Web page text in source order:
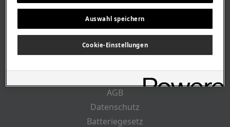
Geschichte
RECHTLICHES
AGB
Datenschutz
Batteriegesetz
Auswahl speichern
Cookie-Einstellungen